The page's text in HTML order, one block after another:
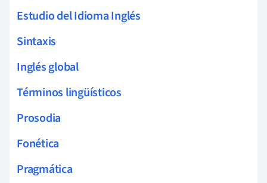
Estudio del Idioma Inglés
Sintaxis
Inglés global
Términos lingüísticos
Prosodia
Fonética
Pragmática